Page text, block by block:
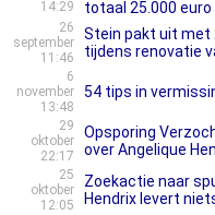
14:29
totaal 25.000
26
september
11:46
Stein pakt uit met
tijdens renovatie
6
november
13:48
54 tips in
29
oktober
22:17
Opsporing
over Angelique
25
oktober
12:05
Zoekactie naar
Hendrix levert